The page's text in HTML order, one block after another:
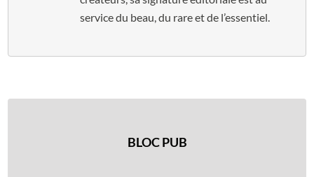
service du beau, du rare et de l’essentiel.
BLOC PUB